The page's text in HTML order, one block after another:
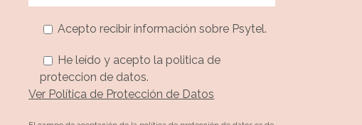
Acepto recibir información sobre Psytel.
He leído y acepto la politica de
proteccion de datos.
Ver Política de Protección de Datos